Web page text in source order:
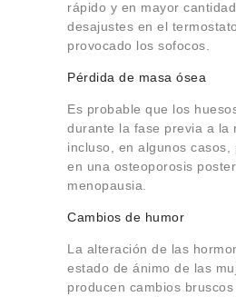
rápido y en mayor
desajustes en el
provocado los sofocos.
Pérdida de masa ósea
Es probable que los
durante la fase previa a la
incluso, en algunos casos,
en una osteoporosis
menopausia.
Cambios de humor
La alteración de las
estado de ánimo de las
producen cambios bruscos